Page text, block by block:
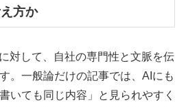
方か
対して、自社の専門性と文脈を伝
。一般論だけの記事では、AIにも
いても同じ内容」と見られやすく